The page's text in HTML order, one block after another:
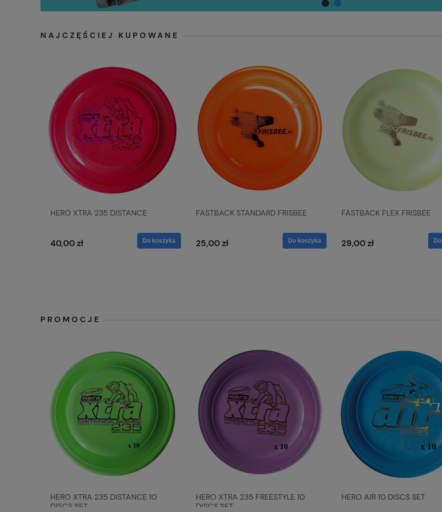
NAJCZĘŚCIEJ KUPOWANE
HERO XTRA 235 DISTANCE
40,00 zł Do koszyka
FASTBACK STANDARD FRISBEE
25,00 zł Do koszyka
FASTBACK FLEX FRISBEE
29,00 zł
PROMOCJE
HERO XTRA 235 DISTANCE 10
DISCS SET
HERO XTRA 235 FREESTYLE 10
DISCS SET
HERO AIR 10 DISCS SET